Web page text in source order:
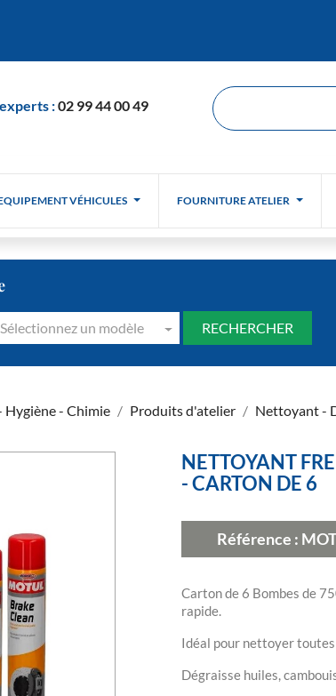
:02 99 44 00 49
VÉHICULES FOURNITURE ATELIER
Sélectionnez un modèle
- Chimie Produits d'atelier Nettoyant -
NETTOYANT
- CARTON DE 6
Référence :
Carton de 6 Bombes de
rapide.
Idéal pour nettoyer
Dégraisse huiles,